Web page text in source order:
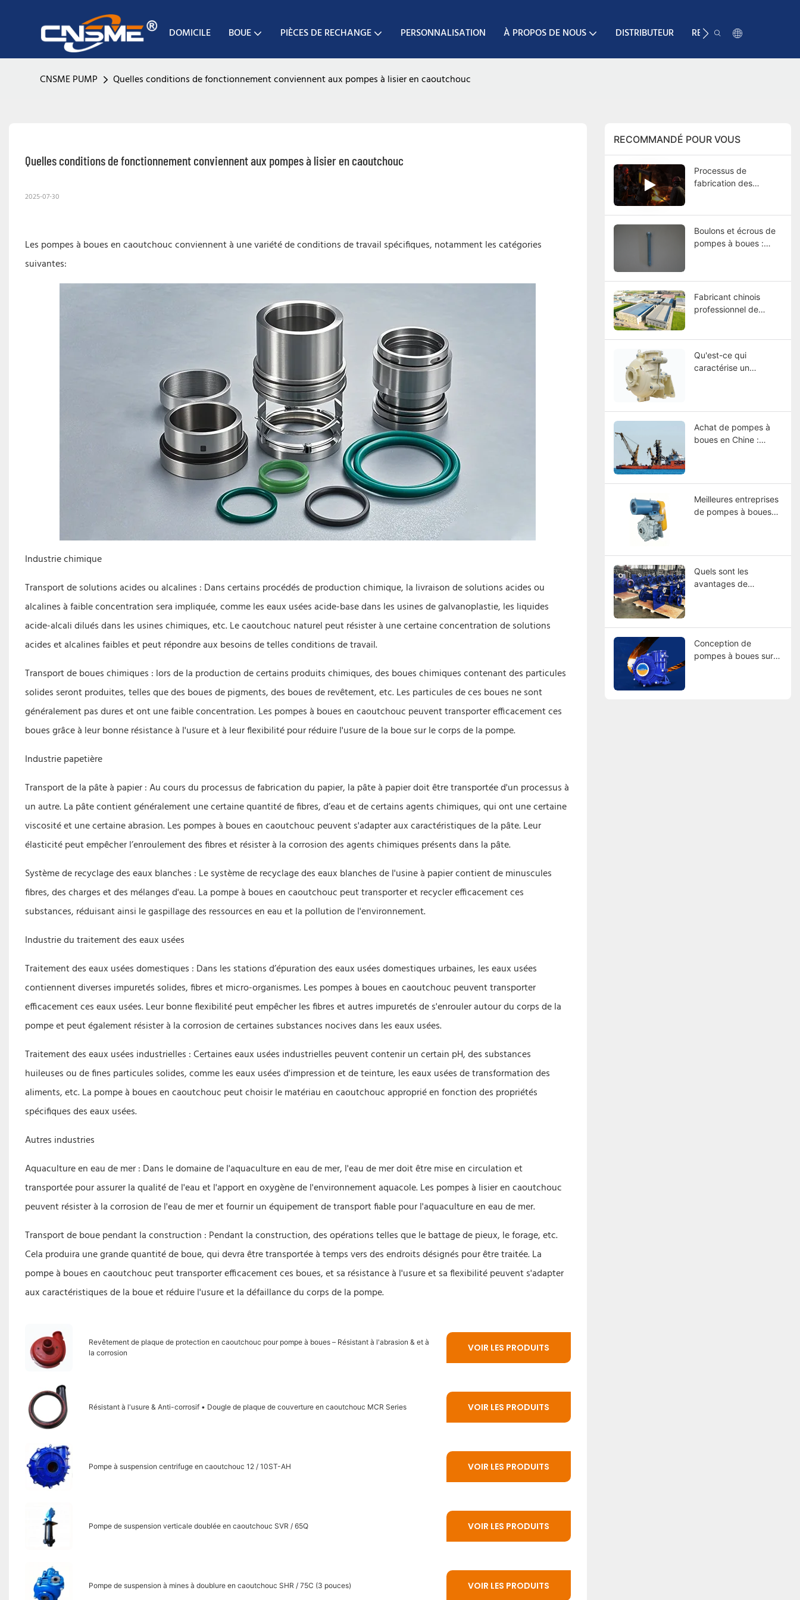
DOMICILE BOUE PIÈCES DE RECHANGE PERSONNALISATION À PROPOS DE NOUS DISTRIBUTEUR RESSOURCE
CNSME PUMP Quelles conditions de fonctionnement conviennent aux pompes à lisier en caoutchouc
Quelles conditions de fonctionnement conviennent aux pompes à lisier en caoutchouc
2025-07-30
Les pompes à boues en caoutchouc conviennent à une variété de conditions de travail spécifiques, notamment les catégories
suivantes:
Industrie chimique
Transport de solutions acides ou alcalines : Dans certains procédés de production chimique, la livraison de solutions acides ou
alcalines à faible concentration sera impliquée, comme les eaux usées acide-base dans les usines de galvanoplastie, les liquides
acide-alcali dilués dans les usines chimiques, etc. Le caoutchouc naturel peut résister à une certaine concentration de solutions
acides et alcalines faibles et peut répondre aux besoins de telles conditions de travail.
Transport de boues chimiques : lors de la production de certains produits chimiques, des boues chimiques contenant des particules
solides seront produites, telles que des boues de pigments, des boues de revêtement, etc. Les particules de ces boues ne sont
généralement pas dures et ont une faible concentration. Les pompes à boues en caoutchouc peuvent transporter efficacement ces
boues grâce à leur bonne résistance à l'usure et à leur flexibilité pour réduire l'usure de la boue sur le corps de la pompe.
Industrie papetière
Transport de la pâte à papier : Au cours du processus de fabrication du papier, la pâte à papier doit être transportée d'un processus à
un autre. La pâte contient généralement une certaine quantité de fibres, d’eau et de certains agents chimiques, qui ont une certaine
viscosité et une certaine abrasion. Les pompes à boues en caoutchouc peuvent s'adapter aux caractéristiques de la pâte. Leur
élasticité peut empêcher l’enroulement des fibres et résister à la corrosion des agents chimiques présents dans la pâte.
Système de recyclage des eaux blanches : Le système de recyclage des eaux blanches de l'usine à papier contient de minuscules
fibres, des charges et des mélanges d'eau. La pompe à boues en caoutchouc peut transporter et recycler efficacement ces
substances, réduisant ainsi le gaspillage des ressources en eau et la pollution de l'environnement.
Industrie du traitement des eaux usées
Traitement des eaux usées domestiques : Dans les stations d’épuration des eaux usées domestiques urbaines, les eaux usées
contiennent diverses impuretés solides, fibres et micro-organismes. Les pompes à boues en caoutchouc peuvent transporter
efficacement ces eaux usées. Leur bonne flexibilité peut empêcher les fibres et autres impuretés de s'enrouler autour du corps de la
pompe et peut également résister à la corrosion de certaines substances nocives dans les eaux usées.
Traitement des eaux usées industrielles : Certaines eaux usées industrielles peuvent contenir un certain pH, des substances
huileuses ou de fines particules solides, comme les eaux usées d'impression et de teinture, les eaux usées de transformation des
aliments, etc. La pompe à boues en caoutchouc peut choisir le matériau en caoutchouc approprié en fonction des propriétés
spécifiques des eaux usées.
Autres industries
Aquaculture en eau de mer : Dans le domaine de l'aquaculture en eau de mer, l'eau de mer doit être mise en circulation et
transportée pour assurer la qualité de l'eau et l'apport en oxygène de l'environnement aquacole. Les pompes à lisier en caoutchouc
peuvent résister à la corrosion de l'eau de mer et fournir un équipement de transport fiable pour l'aquaculture en eau de mer.
Transport de boue pendant la construction : Pendant la construction, des opérations telles que le battage de pieux, le forage, etc.
Cela produira une grande quantité de boue, qui devra être transportée à temps vers des endroits désignés pour être traitée. La
pompe à boues en caoutchouc peut transporter efficacement ces boues, et sa résistance à l'usure et sa flexibilité peuvent s'adapter
aux caractéristiques de la boue et réduire l'usure et la défaillance du corps de la pompe.
Revêtement de plaque de protection en caoutchouc pour pompe à boues – Résistant à l'abrasion & et à
la corrosion
VOIR LES PRODUITS
Résistant à l'usure & Anti-corrosif • Dougle de plaque de couverture en caoutchouc MCR Series VOIR LES PRODUITS
Pompe à suspension centrifuge en caoutchouc 12 / 10ST-AH VOIR LES PRODUITS
Pompe de suspension verticale doublée en caoutchouc SVR / 65Q VOIR LES PRODUITS
Pompe de suspension à mines à doublure en caoutchouc SHR / 75C (3 pouces) VOIR LES PRODUITS
RECOMMANDÉ POUR VOUS
Processus de
fabrication des
finaux
Boulons et écrous de
pompes à boues :
guide d’entretien
Fabricant chinois
professionnel de
les pompes à boues,
les pièces détachées
Qu'est-ce qui
caractérise un
Achat de pompes à
boues en Chine :
Meilleures entreprises
de pompes à boues
Quels sont les
avantages de
Conception de
pompes à boues sur